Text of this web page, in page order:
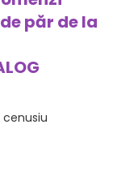
păr de la
cenusiu